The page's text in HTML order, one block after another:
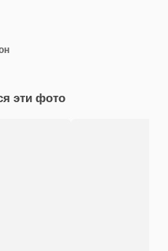
эти фото